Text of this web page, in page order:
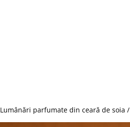
Lumânări parfumate din ceară de soia /